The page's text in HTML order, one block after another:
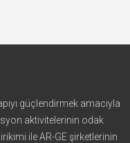
güçlendirmek amacıyla
aktivitelerinin odak
ile AR-GE şirketlerinin